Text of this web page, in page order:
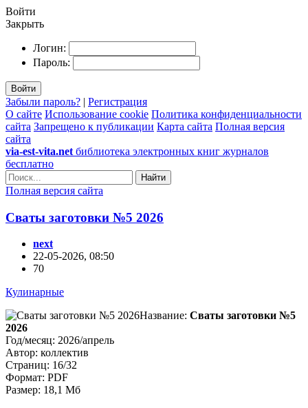
Войти
Закрыть
Логин:
Пароль:
Войти
Забыли пароль? | Регистрация
О сайте Использование cookie Политика конфиденциальности
сайта Запрещено к публикации Карта сайта Полная версия
сайта
via-est-vita.net библиотека электронных книг журналов
бесплатно
Найти
Полная версия сайта
Сваты заготовки №5 2026
next
22-05-2026, 08:50
70
Кулинарные
Название: Сваты заготовки №5
2026
Год/месяц: 2026/апрель
Автор: коллектив
Страниц: 16/32
Формат: PDF
Размер: 18,1 Мб